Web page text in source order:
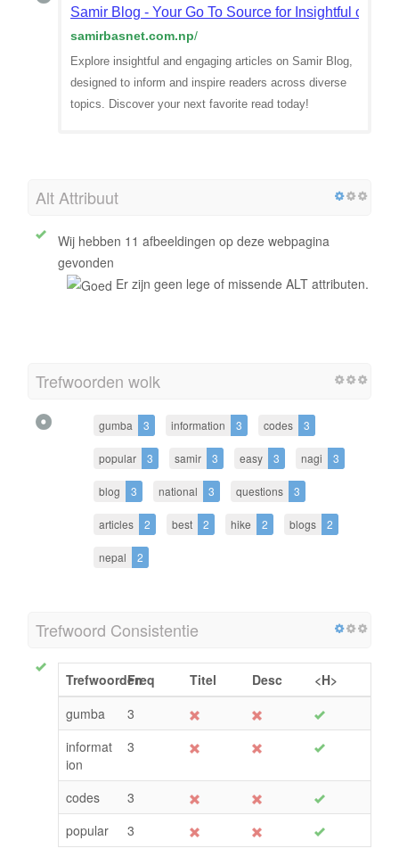
Samir Blog - Your Go To Source for Insightful
samirbasnet.com.np/
Explore insightful and engaging articles on Samir Blog,
designed to inform and inspire readers across diverse
topics. Discover your next favorite read today!
Alt Attribuut
Wij hebben 11 afbeeldingen op deze webpagina
gevonden
Er zijn geen lege of missende ALT attributen.
Trefwoorden wolk
gumba 3 information 3 codes 3
popular 3 samir 3 easy 3 nagi 3
blog 3 national 3 questions 3
articles 2 best 2 hike 2 blogs 2
nepal 2
Trefwoord Consistentie
TrefwoordenFreq Titel Desc
<H>
gumba
3
informat
ion
3
codes
3
popular
3